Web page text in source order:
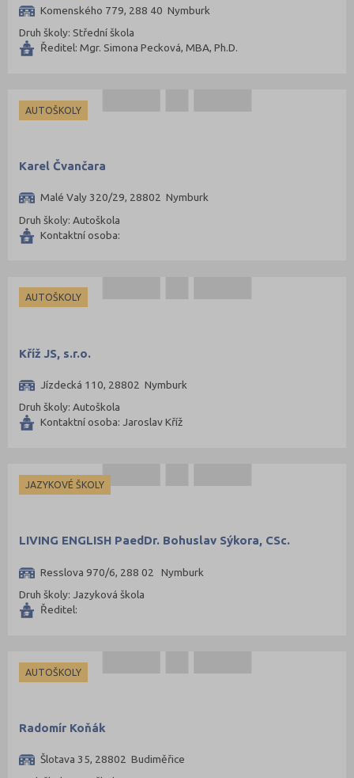
Komenského 779, 288 40 Nymburk
Druh školy: Střední škola
Ředitel: Mgr. Simona Pecková, MBA, Ph.D.
AUTOŠKOLY
Karel Čvančara
Malé Valy 320/29, 28802 Nymburk
Druh školy: Autoškola
Kontaktní osoba:
AUTOŠKOLY
Kříž JS, s.r.o.
Jízdecká 110, 28802 Nymburk
Druh školy: Autoškola
Kontaktní osoba: Jaroslav Kříž
JAZYKOVÉ ŠKOLY
LIVING ENGLISH PaedDr. Bohuslav Sýkora, CSc.
Resslova 970/6, 288 02 Nymburk
Druh školy: Jazyková škola
Ředitel:
AUTOŠKOLY
Radomír Koňák
Šlotava 35, 28802 Budiměřice